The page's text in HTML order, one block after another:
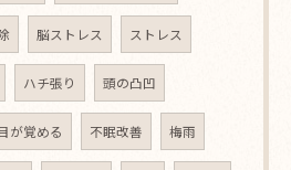
脳ストレス ストレス
ハチ張り 頭の凸凹
が覚める 不眠改善 梅雨